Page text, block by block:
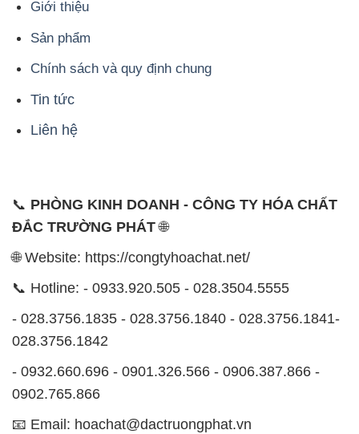
Giới thiệu
Sản phẩm
Chính sách và quy định chung
Tin tức
Liên hệ
📞 PHÒNG KINH DOANH - CÔNG TY HÓA CHẤT
ĐẮC TRƯỜNG PHÁT🌐
🌐 Website: https://congtyhoachat.net/
📞 Hotline: - 0933.920.505 - 028.3504.5555
- 028.3756.1835 - 028.3756.1840 - 028.3756.1841-
028.3756.1842
- 0932.660.696 - 0901.326.566 - 0906.387.866 -
0902.765.866
📧 Email: hoachat@dactruongphat.vn